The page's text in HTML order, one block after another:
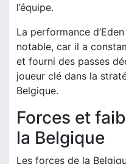
l’équipe.
La performance
notable, car il a
et fourni des passes
joueur clé dans la
Belgique.
Forces et
la Belgique
Les forces de la